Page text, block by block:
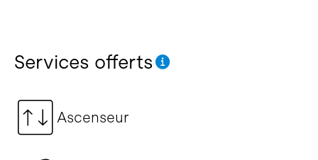
Services offerts
Ascenseur